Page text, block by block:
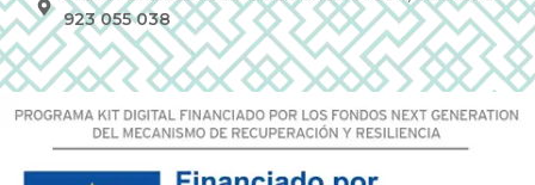
923 055 038